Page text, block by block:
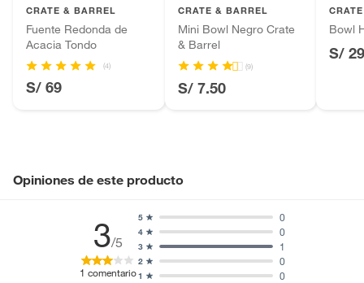
Baterías de auto.
Motocicletas y bicicletas motorizadas.
CRATE & BARREL
Fuente Redonda de
Acacia Tondo
(4)
S/ 69
CRATE & BARREL
Mini Bowl Negro Crate
& Barrel
(9)
S/ 7.50
Bowl
S/
Opiniones de este producto
3/5
1 comentario1 0
2 0
3 1
4 0
5 0